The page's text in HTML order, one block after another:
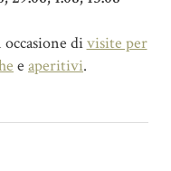
divisite per
e aperitivi.